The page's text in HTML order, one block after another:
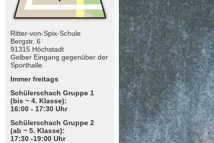
Ritter-von-Spix-Schule
Bergstr. 6
91315 Höchstadt
Gelber Eingang gegenüber der
Sporthalle
Immer freitags
Schülerschach Gruppe 1
(bis ~ 4. Klasse):
16:00 - 17:30 Uhr
Schülerschach Gruppe 2
(ab ~ 5. Klasse):
17:30 -19:00 Uhr